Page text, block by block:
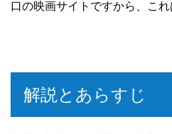
口の映画サイトですから、これ
解説とあらすじ